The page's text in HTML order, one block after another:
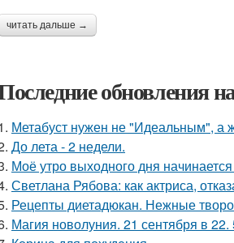
читать дальше →
обновления
Метабуст нужен не "Идеальным",
До лета - 2 недели.
Моё утро выходного дня
Светлана Рябова: как актриса,
Рецепты диетадюкан. Нежные
Магия новолуния. 21 сентября в 22.